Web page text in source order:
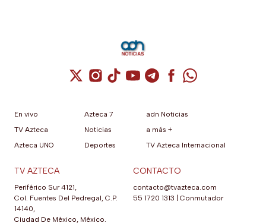
Cuenta de X / Twitter (se abre en una
Cuenta de Instagram (se abre en una
Cuenta de TikTok (se abre en
Cuenta de YouTube (se abre
Cuenta de Telegram (se
Cuenta de
Cuenta de
En vivo
TV Azteca
Azteca UNO
Azteca 7
Noticias
Deportes
adn Noticias
a más +
TV Azteca Internacional
TV AZTECA
Periférico Sur 4121,
Col. Fuentes Del Pedregal, C.P.
14140,
Ciudad De México, México.
CONTACTO
contacto@tvazteca.com
55 1720 1313 | Conmutador